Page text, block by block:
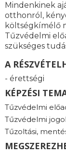
Mindenkinek
otthonról,
költségkímélő
Tűzvédelmi
szükséges
A
- érettségi
KÉPZÉSI
Tűzvédelmi
Tűzvédelmi
Tűzoltási,